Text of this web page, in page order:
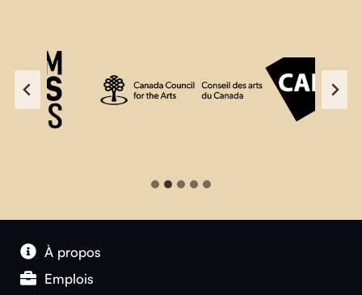
À propos
Emplois